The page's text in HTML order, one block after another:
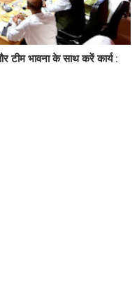
टीम भावना के साथ करें कार्य :